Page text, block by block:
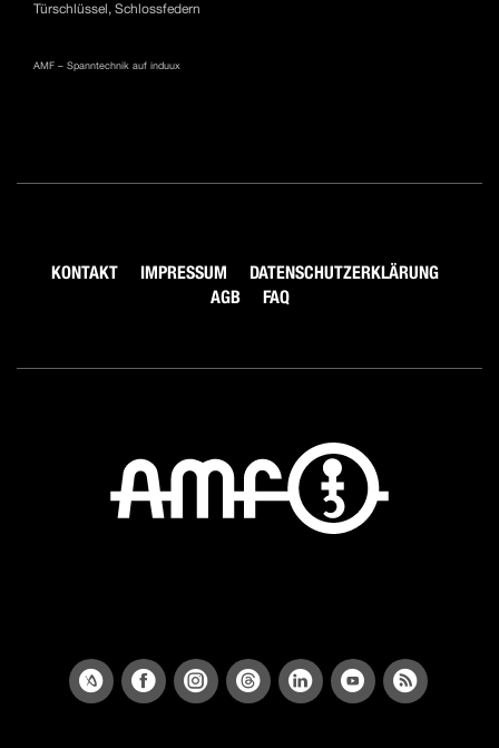
Türschlüssel, Schlossfedern
AMF – Spanntechnik auf induux
KONTAKT IMPRESSUM
DATENSCHUTZERKLÄRUNG
AGB
FAQ